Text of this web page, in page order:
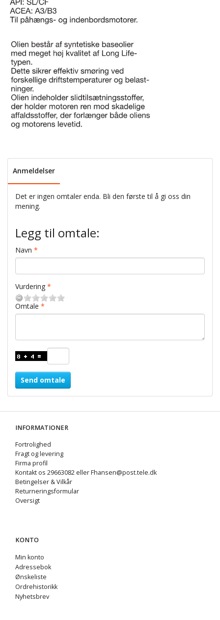
Anmeldelser
Det er ingen omtaler enda. Bli den første til å gi oss din
mening.
Legg til omtale:
Navn
Vurdering
Omtale
Send omtale
INFORMATIONER
Fortrolighed
Fragt og levering
Firma profil
Kontakt os 29663082 eller Fhansen@post.tele.dk
Betingelser & Vilkår
Returneringsformular
Oversigt
KONTO
Min konto
Adressebok
Ønskeliste
Ordrehistorikk
Nyhetsbrev